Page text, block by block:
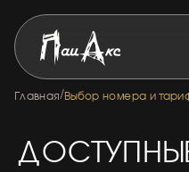
Главная/Выбор номера и